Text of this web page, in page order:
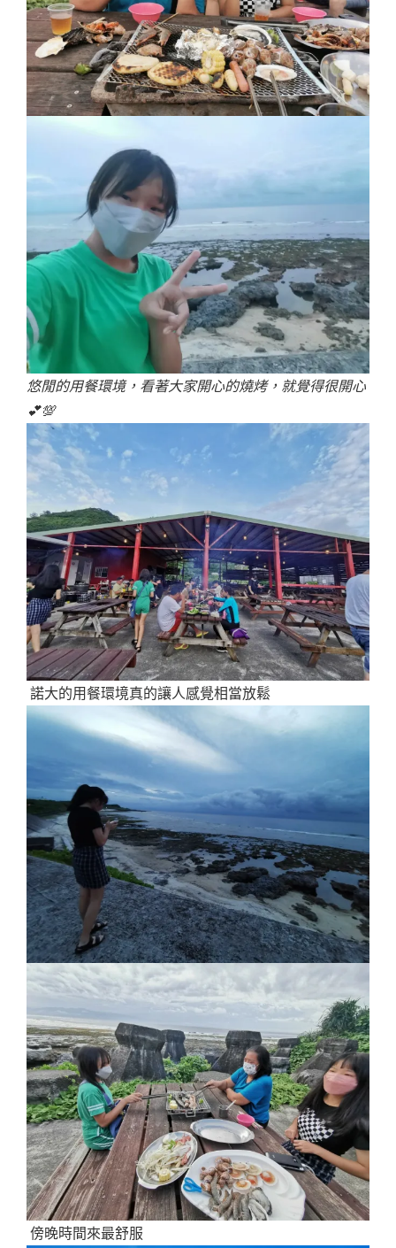
悠閒的用餐環境，看著大家開心的燒烤，就覺得很開心
💕💯
諾大的用餐環境真的讓人感覺相當放鬆
傍晚時間來最舒服